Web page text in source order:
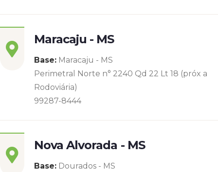
Maracaju - MS
Base: Maracaju - MS
Perimetral Norte n° 2240 Qd 22 Lt 18 (próx a
Rodoviária)
99287-8444
Nova Alvorada - MS
Base: Dourados - MS